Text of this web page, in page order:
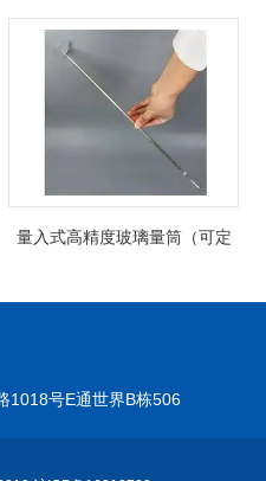
量入式高精度玻璃量筒（可定
1018号E通世界B栋506